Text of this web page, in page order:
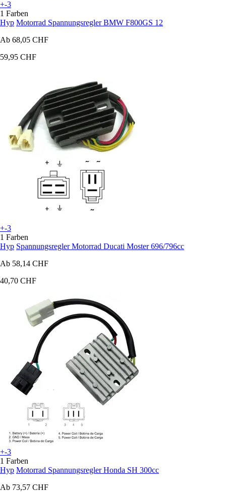
+-3
1 Farben
Hyp Motorrad Spannungsregler BMW F800GS 12
Ab 68,05 CHF
59,95 CHF
+-3
1 Farben
Hyp Spannungsregler Motorrad Ducati Moster 696/796cc
Ab 58,14 CHF
40,70 CHF
+-3
1 Farben
Hyp Motorrad Spannungsregler Honda SH 300cc
Ab 73,57 CHF